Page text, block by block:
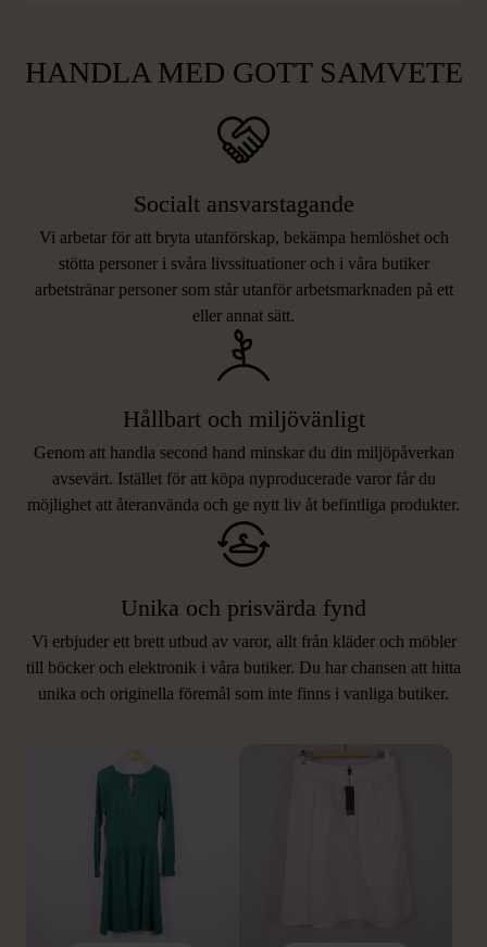
HANDLA MED GOTT SAMVETE
Socialt ansvarstagande
Vi arbetar för att bryta utanförskap, bekämpa hemlöshet och
stötta personer i svåra livssituationer och i våra butiker
arbetstränar personer som står utanför arbetsmarknaden på ett
eller annat sätt.
Hållbart och miljövänligt
Genom att handla second hand minskar du din miljöpåverkan
avsevärt. Istället för att köpa nyproducerade varor får du
möjlighet att återanvända och ge nytt liv åt befintliga produkter.
Unika och prisvärda fynd
Vi erbjuder ett brett utbud av varor, allt från kläder och möbler
till böcker och elektronik i våra butiker. Du har chansen att hitta
unika och originella föremål som inte finns i vanliga butiker.
LIKNANDE PRODUKTER
Hitta produkter som påminner om denna